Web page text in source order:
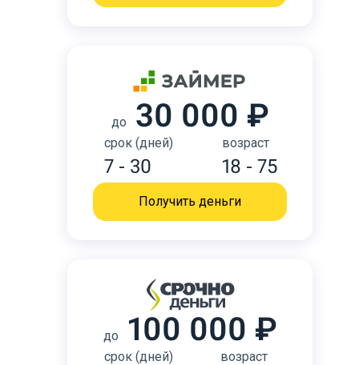
до 30 000 ₽
срок (дней)
7 - 30
возраст
18 - 75
Получить деньги
до 100 000 ₽
срок (дней) возраст